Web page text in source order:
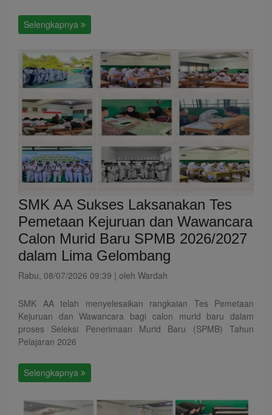
Selengkapnya
SMK AA Sukses Laksanakan Tes
Pemetaan Kejuruan dan Wawancara
Calon Murid Baru SPMB 2026/2027
dalam Lima Gelombang
Rabu, 08/07/2026 09:39 | oleh Wardah
SMK AA telah menyelesaikan rangkaian Tes Pemetaan
Kejuruan dan Wawancara bagi calon murid baru dalam
proses Seleksi Penerimaan Murid Baru (SPMB) Tahun
Pelajaran 2026
Selengkapnya